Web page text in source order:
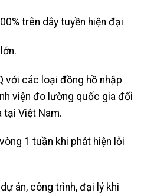
trên dây tuyền hiện đại
với các loại đồng hồ nhập
viện đo lường quốc gia đối
Việt Nam.
1 tuần khi phát hiện lỗi
án, công trình, đại lý khi